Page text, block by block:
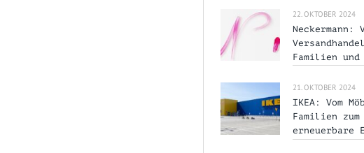
22. OKTOBER 2024
Neckermann:
Familien und
21. OKTOBER 2024
IKEA: Vom
Familien
erneuerbare